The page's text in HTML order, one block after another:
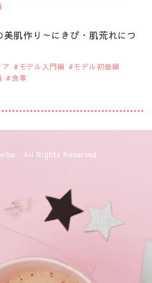
た。
た。
した。
美肌作り～にきび・肌荒れにつ
ア モデル入門編
モデル初級編
食事
. All Rights Reserved.